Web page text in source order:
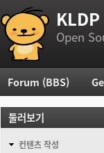
부 메뉴 KLDP
Open
주 메뉴
Forum (BBS)
둘러보기
컨텐츠 작성